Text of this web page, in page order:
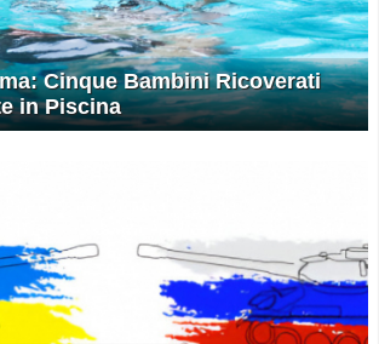
Cinque Bambini Ricoverati
in Piscina